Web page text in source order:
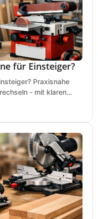
für Einsteiger?
Praxisnahe
- mit klaren